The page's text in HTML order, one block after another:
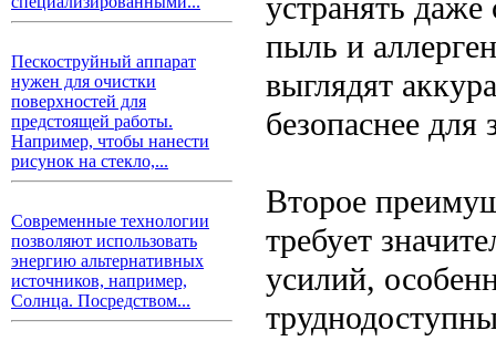
Пескоструйный аппарат
нужен для очистки
поверхностей для
предстоящей работы.
Например, чтобы нанести
рисунок на стекло,...
Современные технологии
позволяют использовать
энергию альтернативных
источников, например,
Солнца. Посредством...
устранять
пыль и
выглядят
безопаснее для
Второе
требует
усилий,